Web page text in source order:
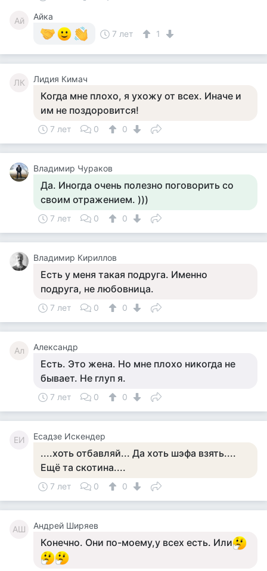
Ай
Айка
7 лет
1
ЛК Лидия Кимач
Когда мне плохо, я ухожу от всех. Иначе и
им не поздоровится!
7 лет 0 0
Владимир Чураков
Да. Иногда очень полезно поговорить со
своим отражением. )))
7 лет 0 0
Владимир Кириллов
Есть у меня такая подруга. Именно
подруга, не любовница.
7 лет 0 0
Ал Александр
Есть. Это жена. Но мне плохо никогда не
бывает. Не глуп я.
7 лет 0 0
ЕИ Есадзе Искендер
....хоть отбавляй... Да хоть шэфа взять....
Ещё та скотина....
7 лет 0 0
АШ Андрей Ширяев
Конечно. Они по-моему,у всех есть. Или